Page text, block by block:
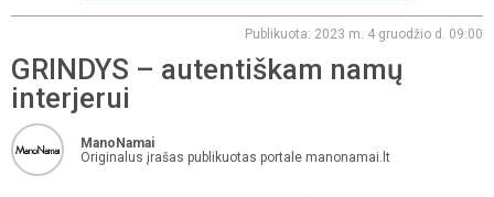
Publikuota: 2023 m. 4 gruodžio d. 09:00
GRINDYS – autentiškam namų
interjerui
ManoNamai
Originalus įrašas publikuotas portale manonamai.lt